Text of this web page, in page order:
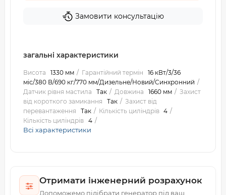
Замовити консультацію
загальні характеристики
Висота 1330 мм Гарантійний термін
16 кВт/3/36
міс/380 В/690 кг/770 мм/Дизельне/Новий/Синхронний
Датчик рівня мастила
Так Довжина 1660 мм
Захист
від короткого замикання
Так
Захист від
перевантаження
Так Кількість циліндрів 4
Кількість циліндрів 4
Всі характеристики
Отримати інженерний розрахунок
Допоможемо підібрати генератор під ваш